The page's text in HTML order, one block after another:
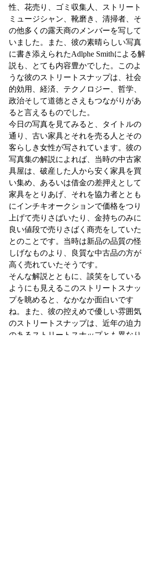
性、花売り、ゴミ収集人、ストリート
ミュージシャン、靴磨き、清掃者、そ
の他多くの露天商のメンバーを写して
いました。また、彼の素晴らしい写真
に書き添えられたAdlphe Smithによる解
説も、とても内容豊かでした。このよ
うな彼のストリートスナップは、社会
的効用、経済、テクノロジー、哲学、
政治そして道徳とさえもつながりがあ
ると言えるものでした。
今日の写真を見てみると、タイトルの
通り、古い家具とそれを売る人とその
客らしき女性が写されています。彼の
写真集の解説によれば、当時の中古家
具屋は、破産した人から安く家具を買
い集め、あるいは借金の差押えとして
家具をとりあげ、それを協力者ととも
にインチキオークションで価格をつり
上げて売りさばいたり、金持ちのみに
良い値段で売りさばく商売をしていた
とのことです。当時は新品の品質の怪
しげなものより、良質な中古品の方が
高く売れていたそうです。
そんな解説とともに、談笑をしている
ようにも見えるこのストリートスナッ
プを眺めると、なかなか面白いです
ね。また、彼の控えめで優しい雰囲気
のストリートスナップは、近年の迫力
のあるストリートスナップとも異なり